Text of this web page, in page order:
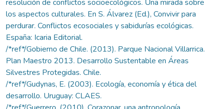
resolución de conflictos socioecológicos. Una mirada sobre
los aspectos culturales. En S. Álvarez (Ed.), Convivir para
perdurar. Conflictos ecosociales y sabidurías ecológicas.
España: Icaria Editorial.
/*ref*/Gobierno de Chile. (2013). Parque Nacional Villarrica.
Plan Maestro 2013. Desarrollo Sustentable en Áreas
Silvestres Protegidas. Chile.
/*ref*/Gudynas, E. (2003). Ecología, economía y ética del
desarrollo. Uruguay: CLAES.